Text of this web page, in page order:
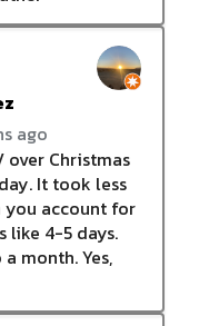
ago
over Christmas
It took less
you account for
like 4-5 days.
month. Yes,